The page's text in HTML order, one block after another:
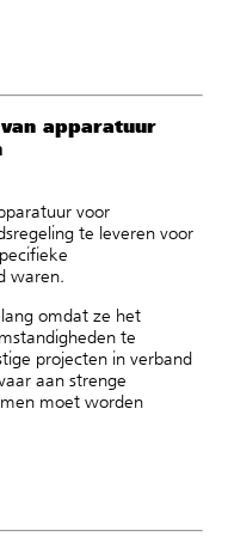
apparatuur
voor
te leveren voor
waren.
omdat ze het
te
projecten in verband
aan strenge
moet worden